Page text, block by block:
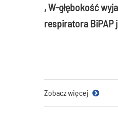
, W-głębokość
respiratora BiPAP
Zobacz więcej